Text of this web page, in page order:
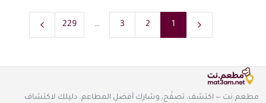
1
2
3
…
229
مطعم.نت — اكتشف، تصفّح، وشارك أفضل المطاعم. دليلك لاكتشاف